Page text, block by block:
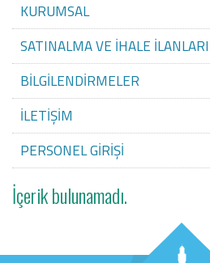
KURUMSAL
SATINALMA VE İHALE İLANLARI
BİLGİLENDİRMELER
İLETİŞİM
PERSONEL GİRİŞİ
İçerik bulunamadı.